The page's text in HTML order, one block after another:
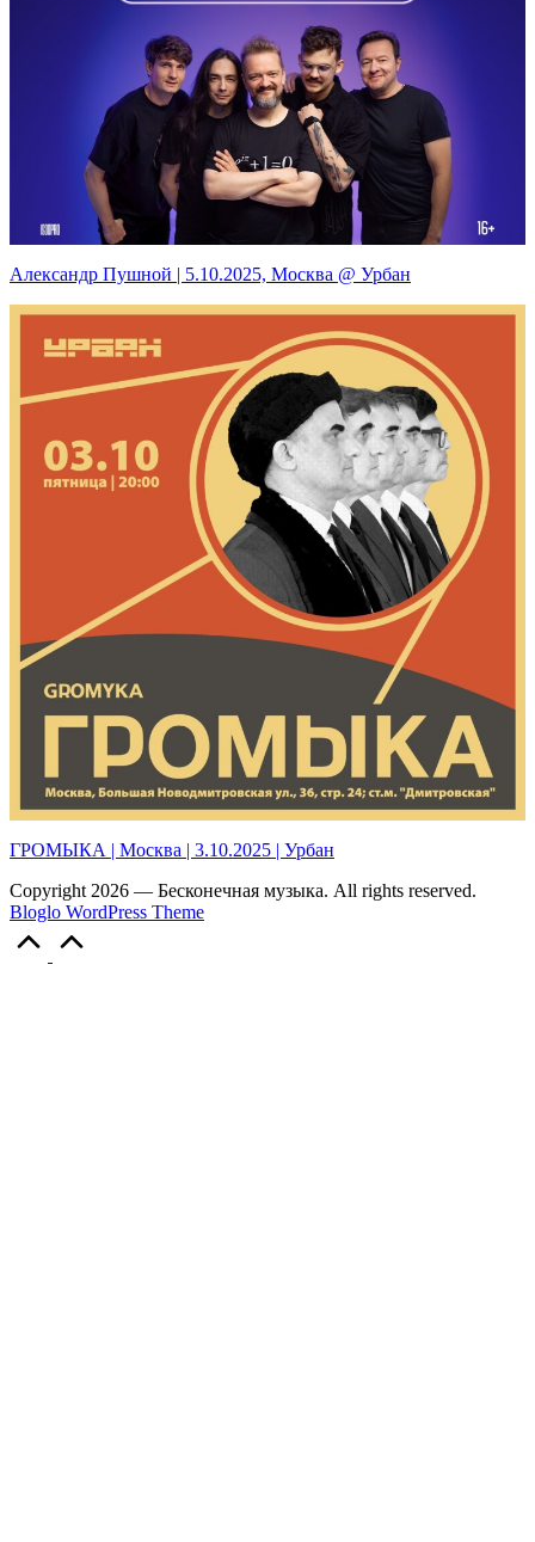
Александр Пушной | 5.10.2025, Москва @ Урбан
ГРОМЫКА | Москва | 3.10.2025 | Урбан
Copyright 2026 — Бесконечная музыка. All rights reserved.
Bloglo WordPress Theme